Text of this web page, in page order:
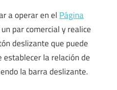
a operar en el Página
par comercial y realice
deslizante que puede
la relación de
la barra deslizante.